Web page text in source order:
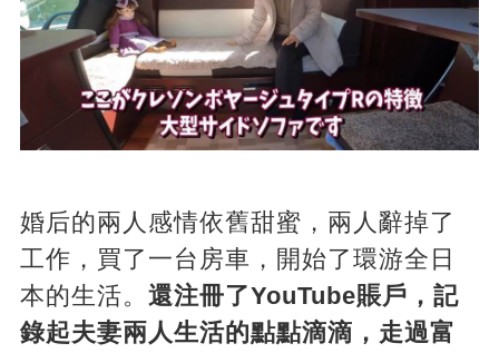
婚后的兩人感情依舊甜蜜，兩人辭掉了
工作，買了一台房車，開始了環游全日
本的生活。 還注冊了YouTube賬戶，記
錄起夫妻兩人生活的點點滴滴，走過富